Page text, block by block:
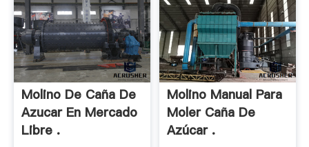
Molino De Caña De
Azucar En Mercado
Libre .
Molino Manual Para
Moler Caña De
Azúcar .